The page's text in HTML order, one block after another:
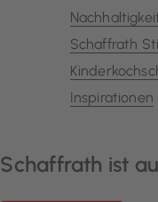
Schaffrath
Inspirationen
Schaffrath ist